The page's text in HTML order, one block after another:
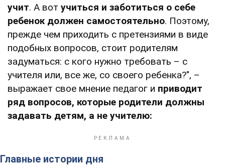
учит. А вот учиться и заботиться о себе
ребенок должен самостоятельно. Поэтому,
прежде чем приходить с претензиями в виде
подобных вопросов, стоит родителям
задуматься: с кого нужно требовать – с
учителя или, все же, со своего ребенка?", –
выражает свое мнение педагог и приводит
ряд вопросов, которые родители должны
задавать детям, а не учителю:
Главные истории дня